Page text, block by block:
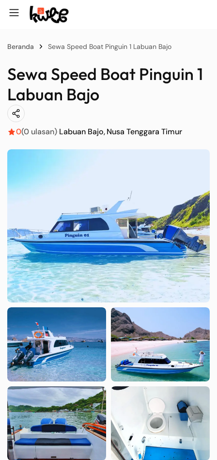
Beranda Sewa Speed Boat Pinguin 1 Labuan Bajo
Sewa Speed Boat Pinguin 1
Labuan Bajo
0(0 ulasan) Labuan Bajo Nusa Tenggara Timur